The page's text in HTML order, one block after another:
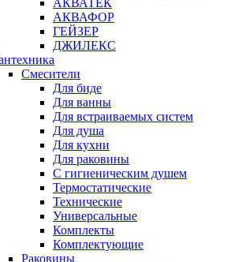
АКВАТЕК
АКВАФОР
ГЕЙЗЕР
ДЖИЛЕКС
Смесители
Для биде
Для ванны
Для встраиваемых систем
Для душа
Для кухни
Для раковины
С гигиеническим душем
Термостатические
Технические
Универсальные
Комплекты
Комплектующие
Раковины